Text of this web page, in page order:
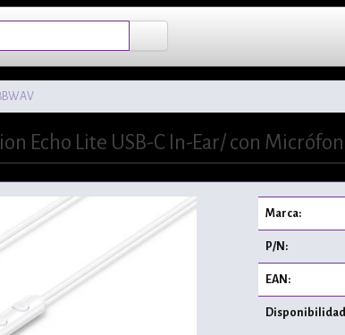
Echo Lite USB-C In-Ear/ con
Marca:
P/N:
EAN: